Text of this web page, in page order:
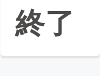
終了